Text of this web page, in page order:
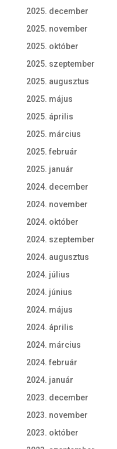
2025. december
2025. november
2025. október
2025. szeptember
2025. augusztus
2025. május
2025. április
2025. március
2025. február
2025. január
2024. december
2024. november
2024. október
2024. szeptember
2024. augusztus
2024. július
2024. június
2024. május
2024. április
2024. március
2024. február
2024. január
2023. december
2023. november
2023. október